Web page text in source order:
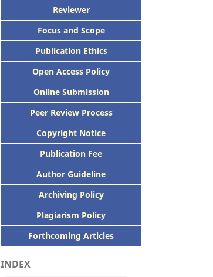
Reviewer
Focus and Scope
Publication Ethics
Open Access Policy
Online Submission
Peer Review Process
Copyright Notice
Publication Fee
Author Guideline
Archiving Policy
Plagiarism Policy
Forthcoming Articles
INDEX